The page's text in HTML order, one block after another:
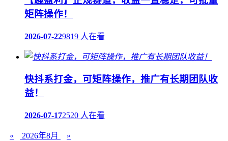
矩阵操作！
2026-07-229819 人在看
快抖系打金，可矩阵操作，推广有长期团队收
益！
2026-07-172520 人在看
« 2026年8月 »